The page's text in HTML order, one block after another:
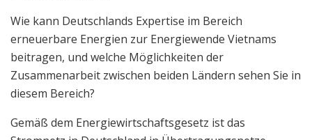
Wie kann Deutschlands Expertise im Bereich
erneuerbare Energien zur Energiewende Vietnams
beitragen, und welche Möglichkeiten der
Zusammenarbeit zwischen beiden Ländern sehen Sie in
diesem Bereich?
Gemäß dem Energiewirtschaftsgesetz ist das